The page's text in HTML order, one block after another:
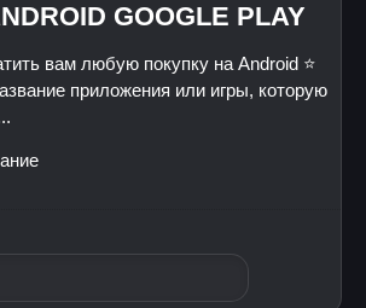
GOOGLE PLAY
вам любую покупку на Android ⭐️
приложения или игры, которую